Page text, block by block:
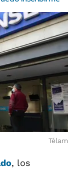
Télam
, los